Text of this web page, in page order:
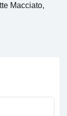
Macciato,